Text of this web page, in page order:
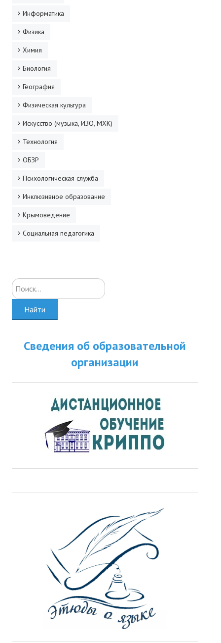
Информатика
Физика
Химия
Биология
География
Физическая культура
Искусство (музыка, ИЗО, МХК)
Технология
ОБЗР
Психологическая служба
Инклюзивное образование
Крымоведение
Социальная педагогика
Искать...
Найти
Сведения об образовательной
организации